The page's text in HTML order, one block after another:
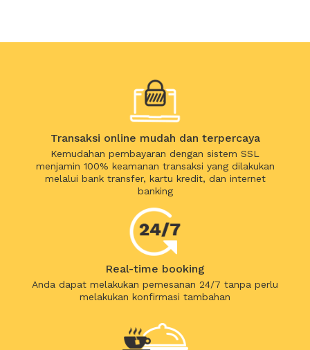
Transaksi online mudah dan terpercaya
Kemudahan pembayaran dengan sistem SSL
menjamin 100% keamanan transaksi yang dilakukan
melalui bank transfer, kartu kredit, dan internet
banking
Real-time booking
Anda dapat melakukan pemesanan 24/7 tanpa perlu
melakukan konfirmasi tambahan